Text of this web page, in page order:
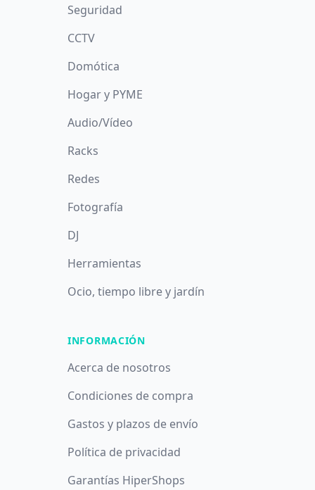
Seguridad
CCTV
Domótica
Hogar y PYME
Audio/Vídeo
Racks
Redes
Fotografía
DJ
Herramientas
Ocio, tiempo libre y jardín
INFORMACIÓN
Acerca de nosotros
Condiciones de compra
Gastos y plazos de envío
Política de privacidad
Garantías HiperShops